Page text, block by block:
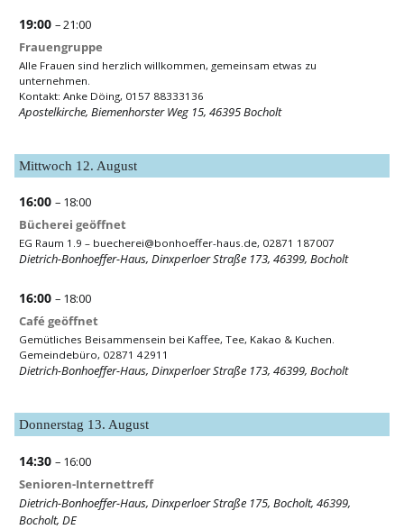
19:00 – 21:00
Frauengruppe
Apostelkirche, Biemenhorster Weg 15, 46395 Bocholt
Alle Frauen sind herzlich willkommen, gemeinsam etwas zu
unternehmen.
Kontakt: Anke Döing, 0157 88333136
Mittwoch 12. August
16:00 – 18:00
Bücherei geöffnet
Dietrich-Bonhoeffer-Haus, Dinxperloer Straße 173, 46399, Bocholt
EG Raum 1.9 – buecherei@bonhoeffer-haus.de, 02871 187007
16:00 – 18:00
Café geöffnet
Dietrich-Bonhoeffer-Haus, Dinxperloer Straße 173, 46399, Bocholt
Gemütliches Beisammensein bei Kaffee, Tee, Kakao & Kuchen.
Gemeindebüro, 02871 42911
Donnerstag 13. August
14:30 – 16:00
Senioren-Internettreff
Dietrich-Bonhoeffer-Haus, Dinxperloer Straße 175, Bocholt, 46399,
Bocholt, DE